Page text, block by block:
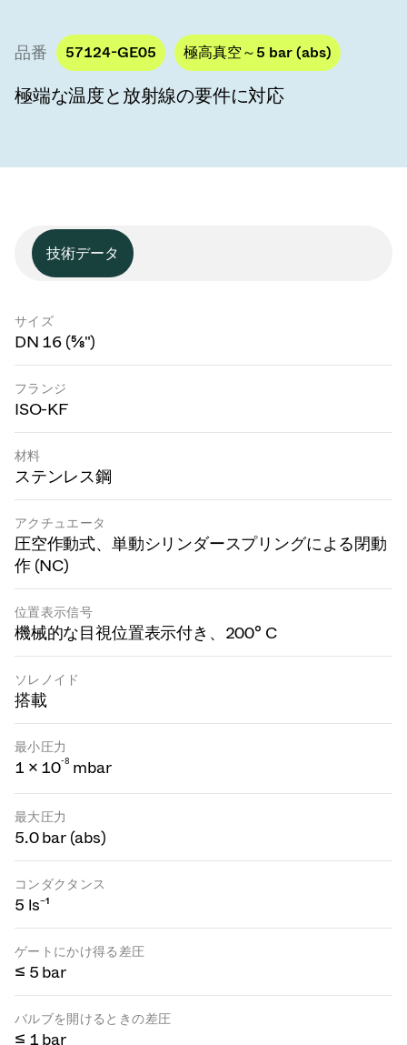
真空バルブ技術
品番 57124-GE05 極高真空～5 bar (abs)
極端な温度と放射線の要件に対応
技術データ
サイズ
DN 16 (⅝")
フランジ
ISO-KF
材料
ステンレス鋼
アクチュエータ
圧空作動式、単動シリンダースプリングによる閉動
作 (NC)
位置表示信号
機械的な目視位置表示付き、200° C
ソレノイド
搭載
最小圧力
1 × 10-8 mbar
最大圧力
5.0 bar (abs)
コンダクタンス
5 ls⁻¹
ゲートにかけ得る差圧
≤ 5 bar
バルブを開けるときの差圧
≤ 1 bar